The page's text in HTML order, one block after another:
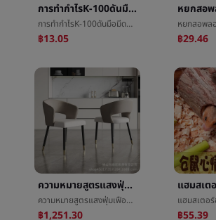
การทำกำไรK-100ดันมือมีดยูทิลิตี้เครื่องมือมีดสำนักงานบทความอนุมัติçº¸มีดวอลล์เปเปอร์มีดจัดส่งด่วนการเอาออกมีดยูทิลิตี้
การทำกำไรK-100ดันมือมีดยูทิลิตี้เครื่องมือมีดสำนักงานบทความอนุมัติçº¸มีดวอลล์เปเปอร์มีดจัดส่งด่วนการเอาออกมีดยูทิลิตี้
฿13.05 ฿29.46
ความหมายสูตรแสงฟุ่มเฟือยเก้าอี้รับประทานอาหารครัวเรือนทันสมัยง่ายร้านอาหารเก้าอี้นอร์ดิกนักออกแบบLeisureéèเก้าอี้ต่อรองæ¶æเก้าอี้
ความหมายสูตรแสงฟุ่มเฟือยเก้าอี้รับประทานอาหารครัวเรือนทันสมัยง่ายร้านอาหารเก้าอี้นอร์ดิกนักออกแบบLeisureéèเก้าอี้ต่อรองæ¶æเก้าอี้
฿1,251.30 ฿55.39